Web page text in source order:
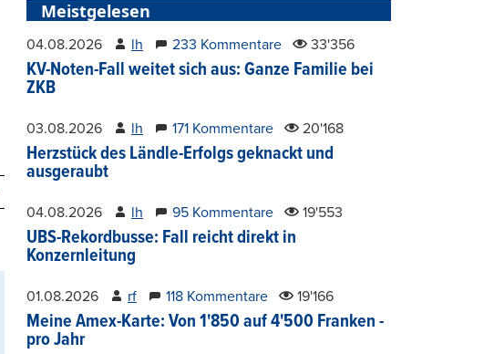
Meistgelesen
04.08.2026 lh 233 Kommentare 33'356
KV-Noten-Fall weitet sich aus: Ganze Familie bei
ZKB
03.08.2026 lh 171 Kommentare 20'168
Herzstück des Ländle-Erfolgs geknackt und
ausgeraubt
04.08.2026 lh 95 Kommentare 19'553
UBS-Rekordbusse: Fall reicht direkt in
Konzernleitung
01.08.2026 rf 118 Kommentare 19'166
Meine Amex-Karte: Von 1'850 auf 4'500 Franken -
pro Jahr